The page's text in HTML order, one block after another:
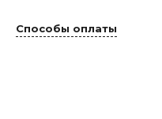
Способы оплаты